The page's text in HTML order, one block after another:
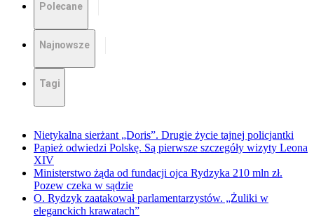
Polecane
Najnowsze
Tagi
Nietykalna sierżant „Doris”. Drugie życie tajnej policjantki
Papież odwiedzi Polskę. Są pierwsze szczegóły wizyty Leona
XIV
Ministerstwo żąda od fundacji ojca Rydzyka 210 mln zł.
Pozew czeka w sądzie
O. Rydzyk zaatakował parlamentarzystów. „Żuliki w
eleganckich krawatach”